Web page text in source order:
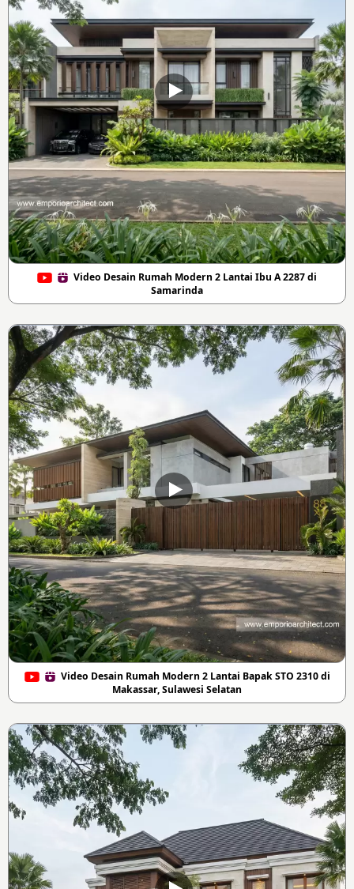
Video Desain Rumah Modern 2 Lantai Ibu A 2287 di
Samarinda
Video Desain Rumah Modern 2 Lantai Bapak STO 2310 di
Makassar, Sulawesi Selatan